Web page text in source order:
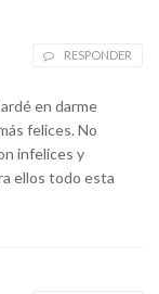
RESPONDER
en darme
felices. No
infelices y
ellos todo esta